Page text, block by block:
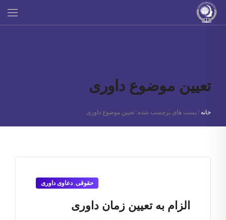
تعیین موضوع داوری
خانه / پست های برچسب شده: تعیین موضوع داوری
حقوقی, دعاوی داوری
الزام به تعیین زمان داوری